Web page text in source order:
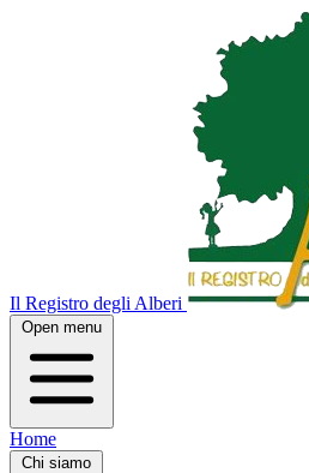
Il Registro degli Alberi
Open menu
Home
Chi siamo